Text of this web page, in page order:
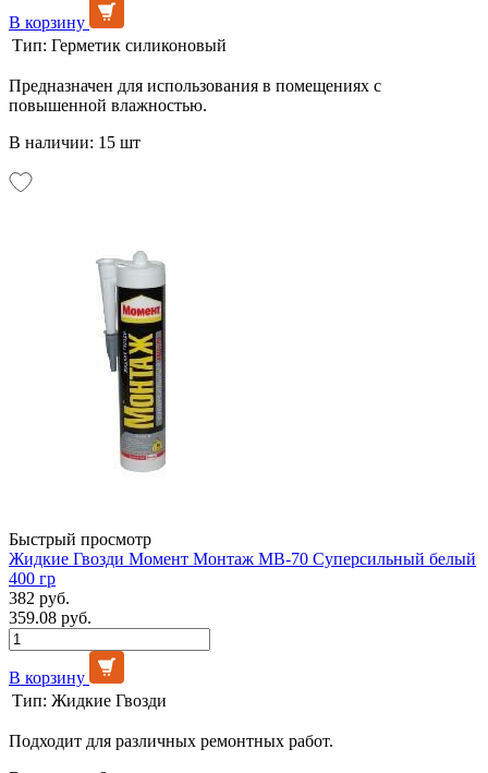
В корзину
Тип: Герметик силиконовый
Предназначен для использования в помещениях с
повышенной влажностью.
В наличии: 15 шт
Быстрый просмотр
Жидкие Гвозди Момент Монтаж МВ-70 Суперсильный белый
400 гр
382 руб.
359.08 руб.
В корзину
Тип: Жидкие Гвозди
Подходит для различных ремонтных работ.